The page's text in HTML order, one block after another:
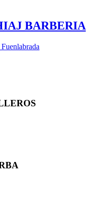
BARBERIA